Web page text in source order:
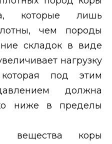
которые лишь
чем породы
складок в виде
нагрузку
под этим
должна
ниже в пределы
вещества коры